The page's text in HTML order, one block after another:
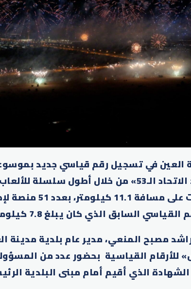
العين في تسجيل رقم قياسي جديد
الاحتفالات بـ«عيد الاتحاد الـ53» من خلال
2 ديسمبر، وامتدت على
السابق الذي كان يبلغ 7.8 كيلومتر.
مصبح المنعي، مدير عام بلدية مدينة
القياسية بحضور عدد من
الذي أقيم أمام مبنى البلدية